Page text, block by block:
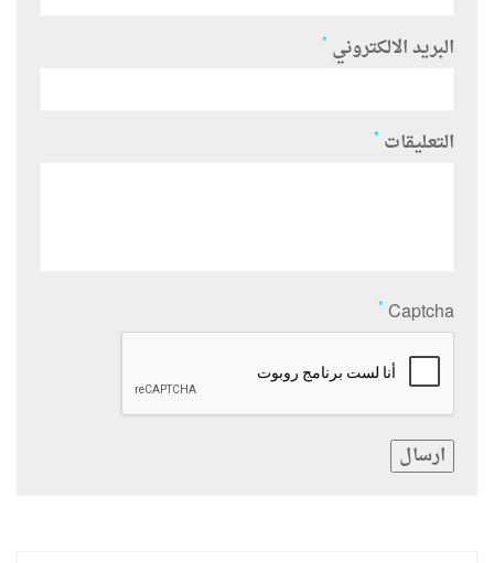
البريد الالكتروني *
التعليقات *
Captcha
*
ارسال